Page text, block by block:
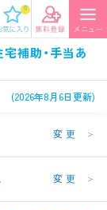
0
補助・手当あ
(2026年8月6日更新)
変更 ＞
変更 ＞